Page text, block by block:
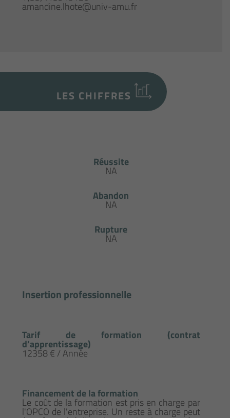
amandine.lhote@univ-amu.fr
LES CHIFFRES
Réussite
NA
Abandon
NA
Rupture
NA
Insertion professionnelle
Tarif de formation (contrat
d’apprentissage)
12358 € / Année
Financement de la formation
Le coût de la formation est pris en charge par
l'OPCO de l'entreprise. Un reste à charge peut